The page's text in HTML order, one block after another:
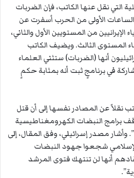
التي نقل عنها الكاتب، فإن الضربات
الساعات الأولى من الحرب أسفرت عن
من المستويين الأول والثاني،
المستوى الثالث. ويضيف الكاتب
أنها (الضربات) ستثني العلماء
في برنامجٍ ثبت أنه بمثابة حكمٍ
نقلاً عن المصادر نفسها إلى أن قتل
برامج النبضات الكهرومغناطيسية
وأشار مصدر إسرائيلي، وفق المقال، إلى
شجعوا جهود النبضات
أنها لن تنتهك فتوى المرشد